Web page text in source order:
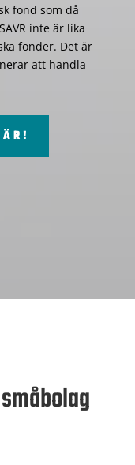
fond som då
inte är lika
fonder. Det är
att handla